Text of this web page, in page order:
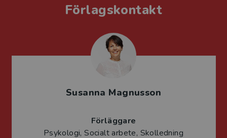
Förlagskontakt
Susanna Magnusson
Förläggare
Psykologi, Socialt arbete, Skolledning